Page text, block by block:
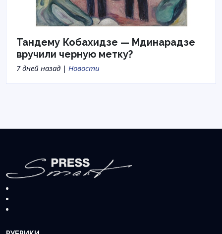
Тандему Кобахидзе — Мдинарадзе
вручили черную метку?
7 дней назад | Новости